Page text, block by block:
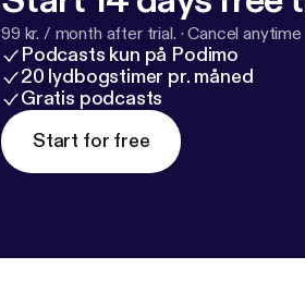
99 kr. / month after trial. ·Cancel anytime
Podcasts kun på Podimo
20 lydbogstimer pr. måned
Gratis podcasts
Start for free